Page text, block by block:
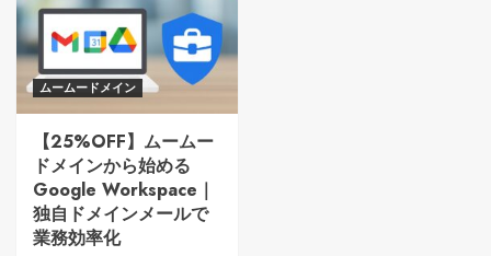
ムームードメイン
【25%OFF】ムームー
ドメインから始める
Google Workspace｜
独自ドメインメールで
業務効率化